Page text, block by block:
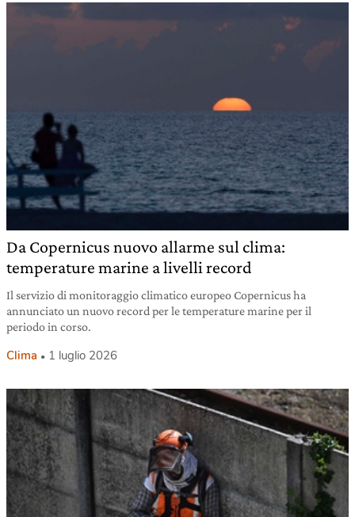
Da Copernicus nuovo allarme sul clima:
temperature marine a livelli record
Il servizio di monitoraggio climatico europeo Copernicus ha
annunciato un nuovo record per le temperature marine per il
periodo in corso.
Clima 1 luglio 2026